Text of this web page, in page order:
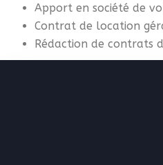
Apport en société de
Contrat de location
Rédaction de contrats